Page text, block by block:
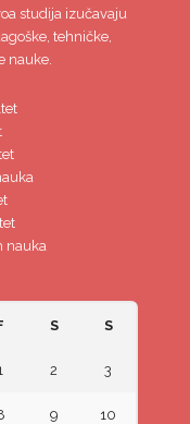
studija izučavaju
tehničke,
nauke.
nauka
S S
2 3
9 10